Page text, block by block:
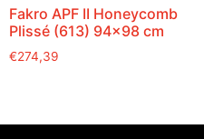
Fakro APF II Honeycomb
Plissé (613) 94×98 cm
€274,39